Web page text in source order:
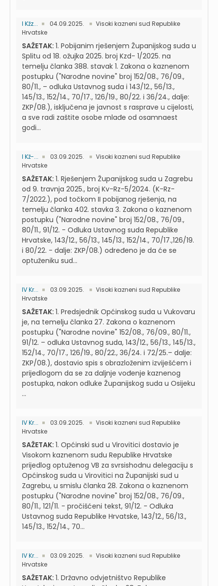
I Kžz... 04.09.2025.
Visoki kazneni sud Republike
Hrvatske
SAŽETAK: 1. Pobijanim rješenjem Županijskog suda u
Splitu od 18. ožujka 2025. broj Kzd- 1/2025. na
temelju članka 388. stavak 1. Zakona o kaznenom
postupku ("Narodne novine" broj 152/08., 76/09.,
80/11., – odluka Ustavnog suda i 143/12., 56/13.,
145/13., 152/14., 70/17., 126/19., 80/22. i 36/24., dalje:
ZKP/08.), isključena je javnost s rasprave u cijelosti,
a sve radi zaštite osobe mlađe od osamnaest
godi...
I Kž-... 03.09.2025.
Visoki kazneni sud Republike
Hrvatske
SAŽETAK: 1. Rješenjem Županijskog suda u Zagrebu
od 9. travnja 2025., broj Kv-Rz-5/2024. (K-Rz-
7/2022.), pod točkom II pobijanog rješenja, na
temelju članka 402. stavka 3. Zakona o kaznenom
postupku ("Narodne novine" broj 152/08., 76/09.,
80/11., 91/12. - Odluka Ustavnog suda Republike
Hrvatske, 143/12., 56/13., 145/13., 152/14., 70/17.,126/19.
i 80/22. - dalje: ZKP/08.) određeno je da će se
optuženiku sud...
IV Kr... 03.09.2025.
Visoki kazneni sud Republike
Hrvatske
SAŽETAK: 1. Predsjednik Općinskog suda u Vukovaru
je, na temelju članka 27. Zakona o kaznenom
postupku ("Narodne novine" 152/08., 76/09., 80/11.,
91/12. – odluka Ustavnog suda, 143/12., 56/13., 145/13.,
152/14., 70/17., 126/19., 80/22., 36/24. i 72/25.– dalje:
ZKP/08.), dostavio spis s obrazloženim izviješćem i
prijedlogom da se za daljnje vođenje kaznenog
postupka, nakon odluke Županijskog suda u Osijeku
...
IV Kr... 03.09.2025.
Visoki kazneni sud Republike
Hrvatske
SAŽETAK: 1. Općinski sud u Virovitici dostavio je
Visokom kaznenom sudu Republike Hrvatske
prijedlog optuženog VB za svrsishodnu delegaciju s
Općinskog suda u Virovitici na Županijski sud u
Zagrebu, u smislu članka 28. Zakona o kaznenom
postupku ("Narodne novine" broj 152/08., 76/09.,
80/11., 121/11. - pročišćeni tekst, 91/12. - Odluka
Ustavnog suda Republike Hrvatske, 143/12., 56/13.,
145/13., 152/14., 70...
IV Kr... 03.09.2025.
Visoki kazneni sud Republike
Hrvatske
SAŽETAK: 1. Državno odvjetništvo Republike